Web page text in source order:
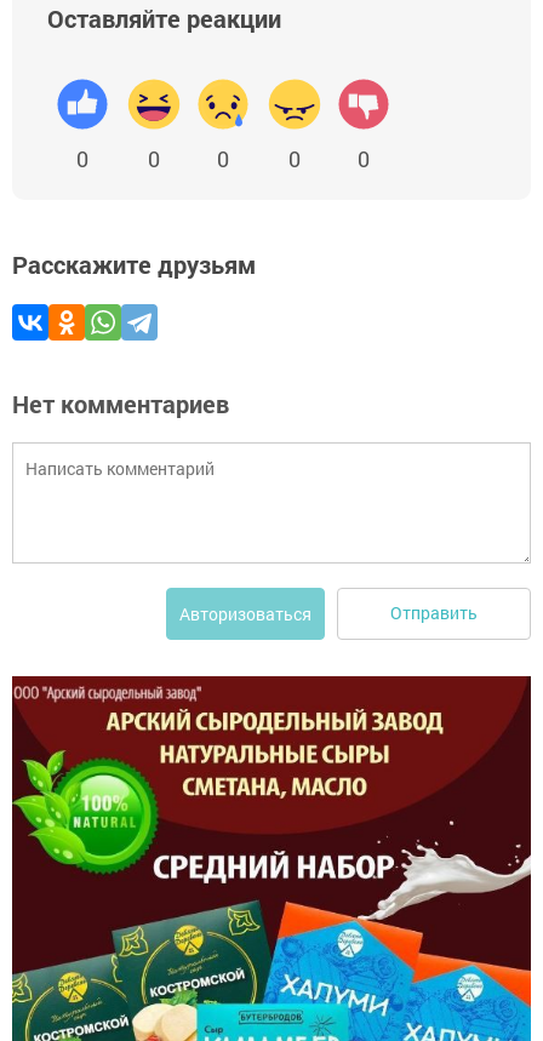
Оставляйте реакции
0 0 0 0 0
Расскажите друзьям
Нет комментариев
Авторизоваться Отправить